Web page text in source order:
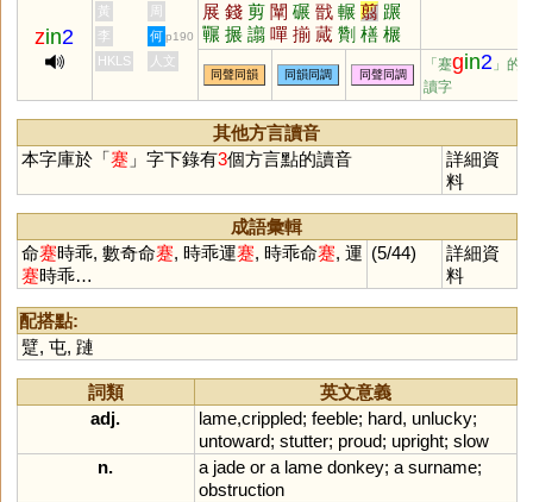
zin2
黃 周 展 錢 剪 闡 碾 戩 輾 翦 蹍
囅 搌 譾 嘽 揃 蕆 劗 橏 榐
瑐 嫸 媊 黵 燀 幝 鬋 樿 灛
皽 諓 帴
李 何 p190
HKLS 人文
同聲同韻 同韻同調 同聲同調
「蹇gin2 」的
讀字
其他方言讀音
本字庫於「蹇 」字下錄有3個方言點的讀音
詳細資
料
成語彙輯
命蹇時乖, 數奇命蹇, 時乖運蹇, 時乖命蹇, 運
蹇時乖…
(5/44)
詳細資
料
配搭點:
躄, 屯, 蹥
詞類
英文意義
adj.
lame,crippled; feeble; hard, unlucky;
untoward; stutter; proud; upright; slow
n.
a jade or a lame donkey; a surname;
obstruction